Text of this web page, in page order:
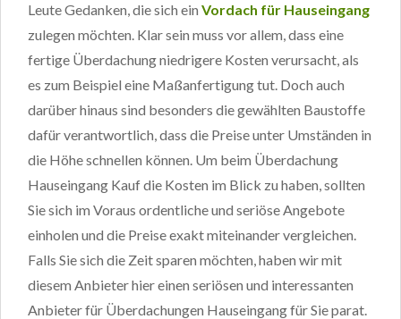
Leute Gedanken, die sich ein Vordach für Hauseingang
zulegen möchten. Klar sein muss vor allem, dass eine
fertige Überdachung niedrigere Kosten verursacht, als
es zum Beispiel eine Maßanfertigung tut. Doch auch
darüber hinaus sind besonders die gewählten Baustoffe
dafür verantwortlich, dass die Preise unter Umständen in
die Höhe schnellen können. Um beim Überdachung
Hauseingang Kauf die Kosten im Blick zu haben, sollten
Sie sich im Voraus ordentliche und seriöse Angebote
einholen und die Preise exakt miteinander vergleichen.
Falls Sie sich die Zeit sparen möchten, haben wir mit
diesem Anbieter hier einen seriösen und interessanten
Anbieter für Überdachungen Hauseingang für Sie parat.